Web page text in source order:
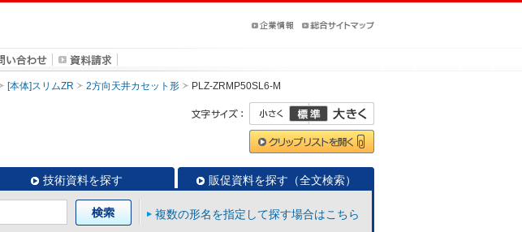
[本体]スリムZR 2方向天井カセット形 PLZ-ZRMP50SL6-M
技術資料を探す 販促資料を探す（全文検索）
複数の形名を指定して探す場合はこちら